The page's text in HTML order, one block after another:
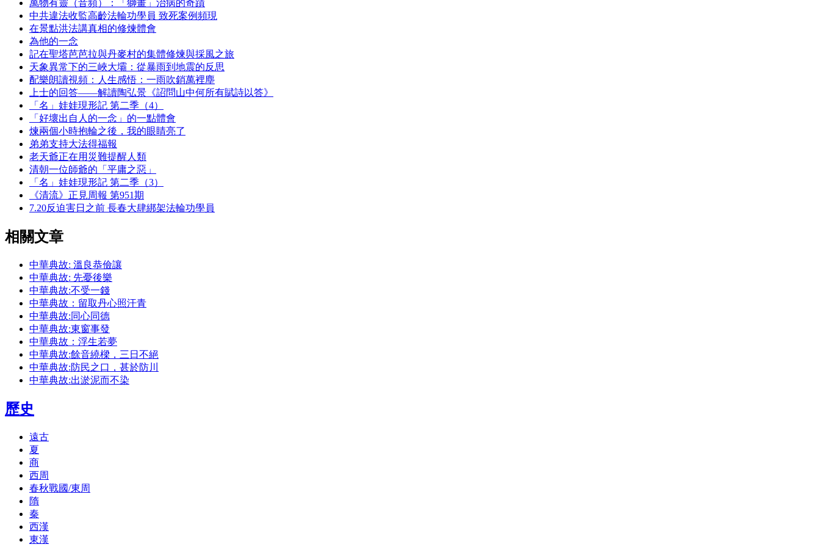
萬物有靈（音頻）：「獅畫」治病的奇蹟
中共違法收監高齡法輪功學員 致死案例頻現
在景點洪法講真相的修煉體會
為他的一念
記在聖塔芭芭拉與丹麥村的集體修煉與採風之旅
天象異常下的三峽大壩：從暴雨到地震的反思
配樂朗讀視頻：人生感悟：一雨吹銷萬裡塵
上士的回答——解讀陶弘景《詔問山中何所有賦詩以答》
「名」娃娃現形記 第二季（4）
「好壞出自人的一念」的一點體會
煉兩個小時抱輪之後，我的眼睛亮了
弟弟支持大法得福報
老天爺正在用災難提醒人類
清朝一位師爺的「平庸之惡」
「名」娃娃現形記 第二季（3）
《清流》正見周報 第951期
7.20反迫害日之前 長春大肆綁架法輪功學員
相關文章
中華典故: 溫良恭儉讓
中華典故: 先憂後樂
中華典故:不受一錢
中華典故：留取丹心照汗青
中華典故:同心同德
中華典故:東窗事發
中華典故：浮生若夢
中華典故:餘音繞樑，三日不絕
中華典故:防民之口，甚於防川
中華典故:出淤泥而不染
歷史
遠古
夏
商
西周
春秋戰國/東周
隋
秦
西漢
東漢